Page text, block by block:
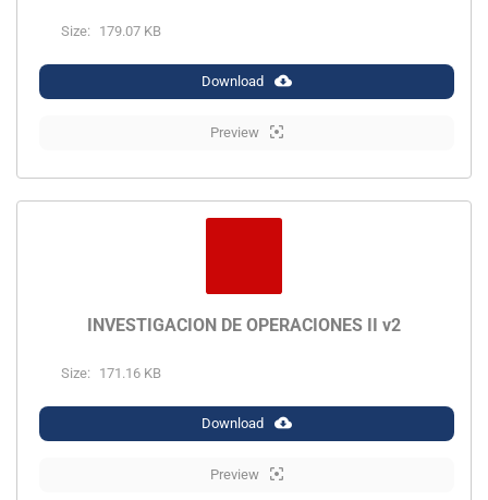
Size: 179.07 KB
Download
Preview
INVESTIGACION DE OPERACIONES II v2
Size: 171.16 KB
Download
Preview